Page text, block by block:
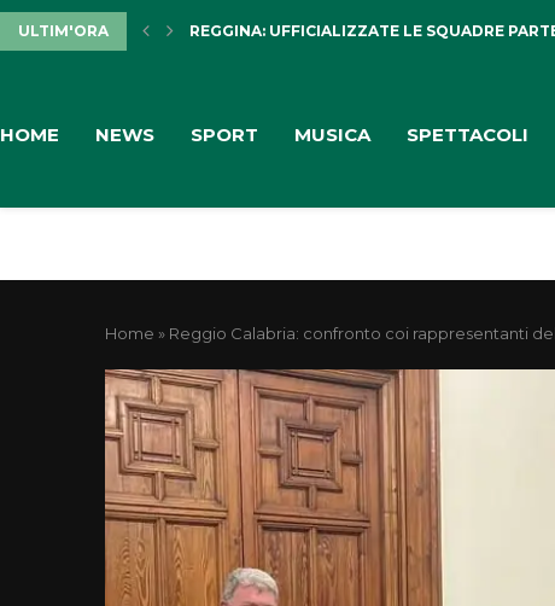
ULTIM'ORA REGGINA: UFFICIALIZZATE LE SQUADRE
HOME NEWS SPORT MUSICA SPETTACOLI
Home » Reggio Calabria: confronto coi rappresentanti